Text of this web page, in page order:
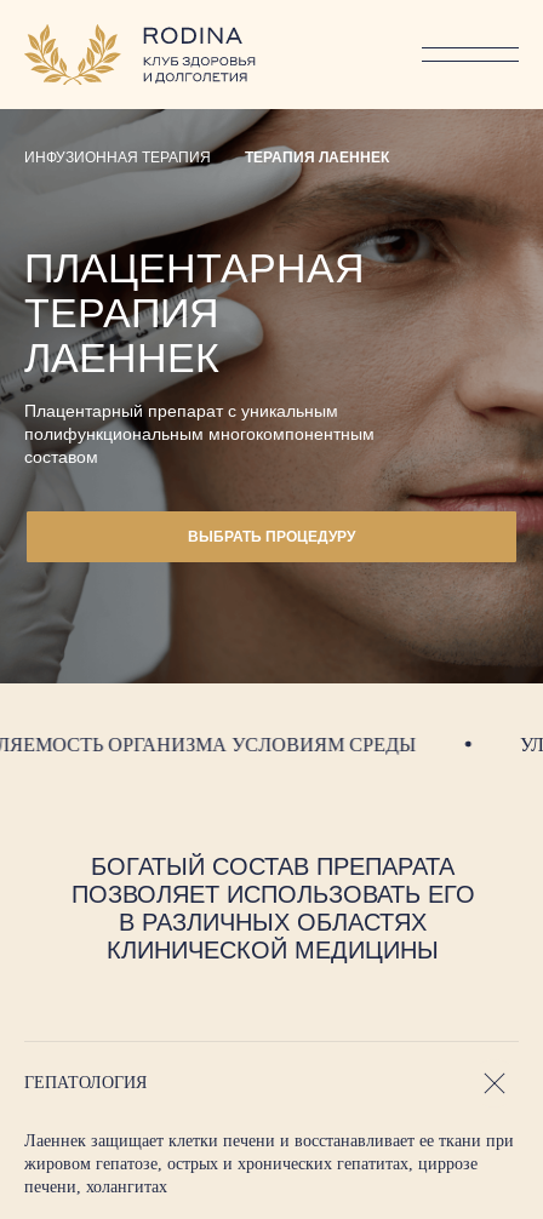
ИНФУЗИОННАЯ ТЕРАПИЯ
Плацентарный препарат с уникальным
полифункциональным многокомпонентным
составом
ПЛАЦЕНТАРНАЯ
ТЕРАПИЯ
ЛАЕННЕК
ТЕРАПИЯ ЛАЕННЕК
ВЫБРАТЬ ПРОЦЕДУРУ
ОРГАНИЗМА УСЛОВИЯМ СРЕДЫ
БОГАТЫЙ СОСТАВ ПРЕПАРАТА
ПОЗВОЛЯЕТ ИСПОЛЬЗОВАТЬ ЕГО
В РАЗЛИЧНЫХ ОБЛАСТЯХ
КЛИНИЧЕСКОЙ МЕДИЦИНЫ
КОМПОНЕНТНЫЙ
ПЛАЦЕНТАРНОГО
ПОЗВОЛЯЕТ
ЕГО В
ОБЛАСТЯХ
МЕДИЦИНЫ
КОМПОНЕНТНЫЙ
ПЛАЦЕНТАРНОГО
ПОЗВОЛЯЕТ
ЕГО
ОБЛАСТЯХ
МЕДИЦИНЫ
ГЕПАТОЛОГИЯ
Лаеннек защищает клетки печени и восстанавливает ее ткани при
жировом гепатозе, острых и хронических гепатитах, циррозе
печени, холангитах